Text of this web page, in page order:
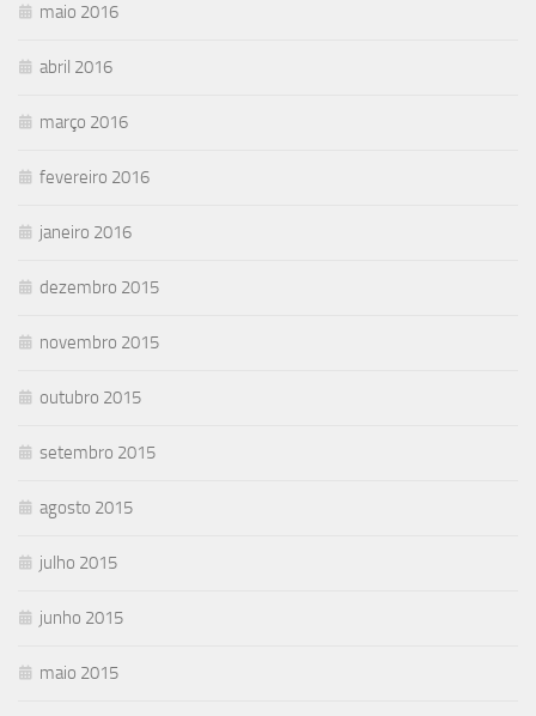
maio 2016
abril 2016
março 2016
fevereiro 2016
janeiro 2016
dezembro 2015
novembro 2015
outubro 2015
setembro 2015
agosto 2015
julho 2015
junho 2015
maio 2015